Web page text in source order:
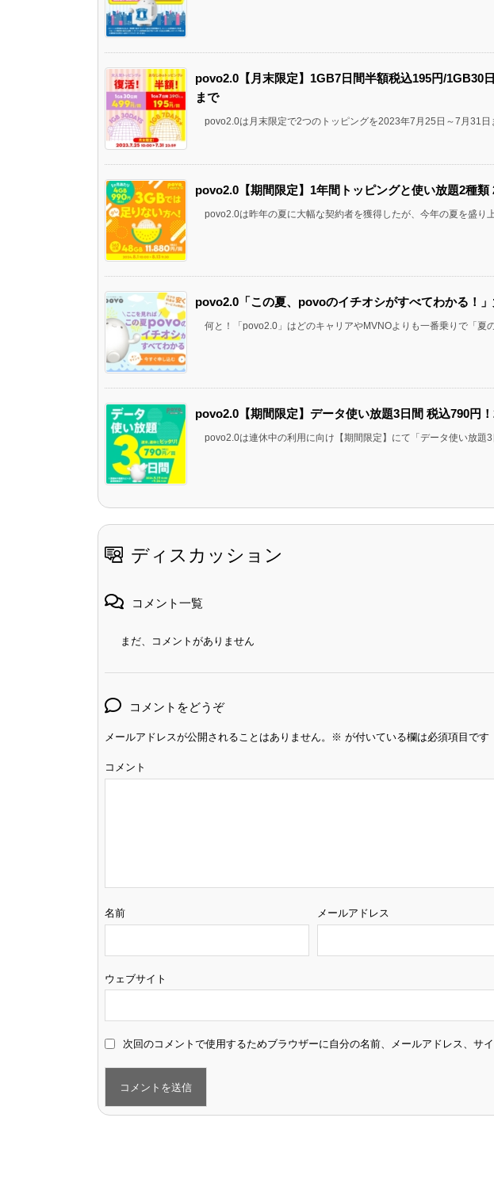
povo2.0【月末限定】1GB7日間半額税込195円/1GB30
まで
povo2.0は月末限定で2つのトッピングを2023年7月25日～7月31日
povo2.0【期間限定】1年間トッピングと使い放題2種類
povo2.0は昨年の夏に大幅な契約者を獲得したが、今年の夏を盛り
povo2.0「この夏、povoのイチオシがすべてわかる！」
何と！「povo2.0」はどのキャリアやMVNOよりも一番乗りで「夏
povo2.0【期間限定】データ使い放題3日間 税込790円
povo2.0は連休中の利用に向け【期間限定】にて「データ使い放題3
ディスカッション
コメント一覧
まだ、コメントがありません
コメントをどうぞ
メールアドレスが公開されることはありません。 ※ が付いている欄は必須項目です
コメント
名前 メールアドレス
ウェブサイト
次回のコメントで使用するためブラウザーに自分の名前、メールアドレス、サイ